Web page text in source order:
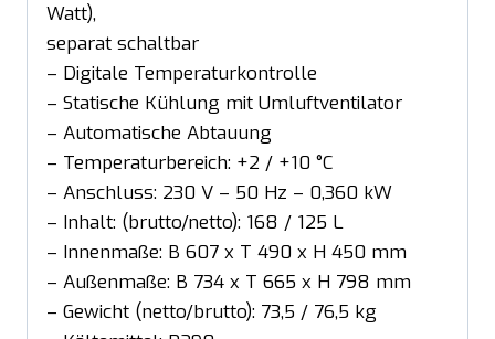
Watt),
separat schaltbar
– Digitale Temperaturkontrolle
– Statische Kühlung mit Umluftventilator
– Automatische Abtauung
– Temperaturbereich: +2 / +10 °C
– Anschluss: 230 V – 50 Hz – 0,360 kW
– Inhalt: (brutto/netto): 168 / 125 L
– Innenmaße: B 607 x T 490 x H 450 mm
– Außenmaße: B 734 x T 665 x H 798 mm
– Gewicht (netto/brutto): 73,5 / 76,5 kg